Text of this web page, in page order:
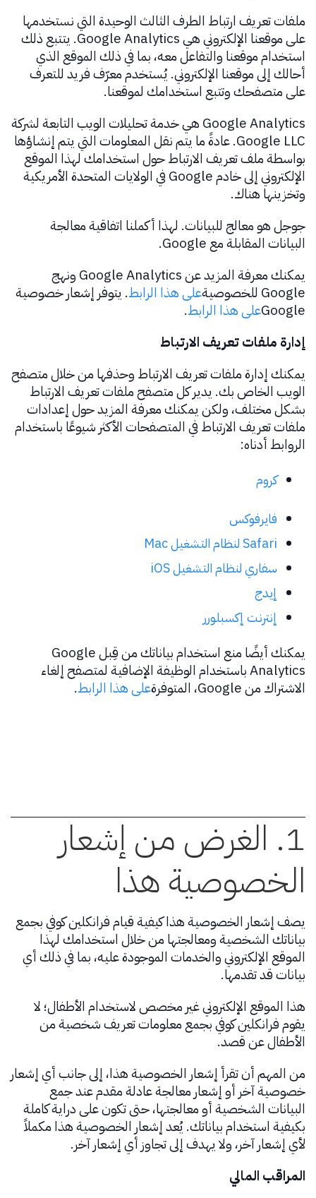
ملفات تعريف ارتباط الطرف الثالث الوحيدة التي نستخدمها
على موقعنا الإلكتروني هي Google Analytics. يتتبع ذلك
استخدام موقعنا والتفاعل معه، بما في ذلك الموقع الذي
أحالك إلى موقعنا الإلكتروني. يُستخدم معرّف فريد للتعرف
على متصفحك وتتبع استخدامك لموقعنا.
Google Analytics هي خدمة تحليلات الويب التابعة لشركة
Google LLC. عادةً ما يتم نقل المعلومات التي يتم إنشاؤها
بواسطة ملف تعريف الارتباط حول استخدامك لهذا الموقع
الإلكتروني إلى خادم Google في الولايات المتحدة الأمريكية
وتخزينها هناك.
جوجل هو معالج للبيانات. لهذا أكملنا اتفاقية معالجة
البيانات المقابلة مع Google.
يمكنك معرفة المزيد عن Google Analytics ونهج
Google للخصوصية
على هذا الرابط. يتوفر إشعار خصوصية
Googleعلى هذا الرابط.
إدارة ملفات تعريف الارتباط
يمكنك إدارة ملفات تعريف الارتباط وحذفها من خلال متصفح
الويب الخاص بك. يدير كل متصفح ملفات تعريف الارتباط
بشكل مختلف، ولكن يمكنك معرفة المزيد حول إعدادات
ملفات تعريف الارتباط في المتصفحات الأكثر شيوعًا باستخدام
الروابط أدناه:
كروم
فايرفوكس
Safari لنظام التشغيل Mac
سفاري لنظام التشغيل iOS
إيدج
إنترنت إكسبلورر
يمكنك أيضًا منع استخدام بياناتك من قِبل Google
Analytics باستخدام الوظيفة الإضافية لمتصفح إلغاء
الاشتراك من Google، المتوفرة
على هذا الرابط.
1. الغرض من إشعار
الخصوصية هذا
يصف إشعار الخصوصية هذا كيفية قيام فرانكلين كوفي بجمع
بياناتك الشخصية ومعالجتها من خلال استخدامك لهذا
الموقع الإلكتروني والخدمات الموجودة عليه، بما في ذلك أي
بيانات قد تقدمها.
هذا الموقع الإلكتروني غير مخصص لاستخدام الأطفال؛ لا
يقوم فرانكلين كوفي بجمع معلومات تعريف شخصية من
الأطفال عن قصد.
من المهم أن تقرأ إشعار الخصوصية هذا، إلى جانب أي إشعار
خصوصية آخر أو إشعار معالجة عادلة مقدم عند جمع
البيانات الشخصية أو معالجتها، حتى تكون على دراية كاملة
بكيفية استخدام بياناتك. يُعد إشعار الخصوصية هذا مكملاً
لأي إشعار آخر، ولا يهدف إلى تجاوز أي إشعار آخر.
المراقب المالي